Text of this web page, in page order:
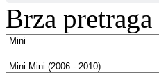
Brza pretraga